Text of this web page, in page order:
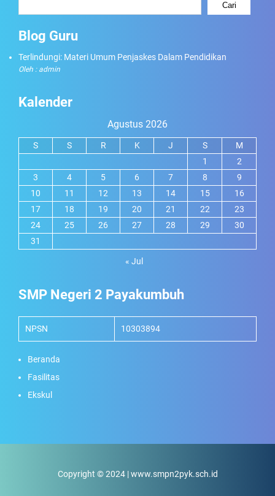
Cari
Blog Guru
Terlindungi: Materi Umum Penjaskes Dalam Pendidikan
Oleh : admin
Kalender
Agustus 2026
S S R K J S
M
1
2
3
4 5 6 7 8
9
10
11 12 13 14 15
16
17
18 19 20 21 22
23
24
25 26 27 28 29
30
31
« Jul
SMP Negeri 2 Payakumbuh
NPSN 10303894
Beranda
Fasilitas
Ekskul
Copyright © 2024 | www.smpn2pyk.sch.id